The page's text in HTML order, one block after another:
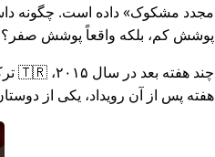
مجدد مشکوک داده است. چگونه
پوشش کم، بلکه واقعاً پوشش صفر؟
هفته پس از آن رویداد، یکی از